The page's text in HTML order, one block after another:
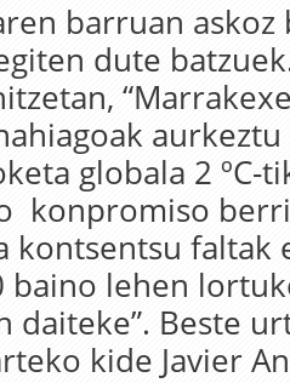
barruan askoz
dute
globala 2 ºC-
konpromiso
kontsentsu faltak
baino lehen
daiteke”. Beste
kide Javier